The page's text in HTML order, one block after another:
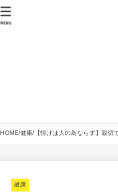
MENU
HOME 健康 【情けは人の為ならず】親切
健康